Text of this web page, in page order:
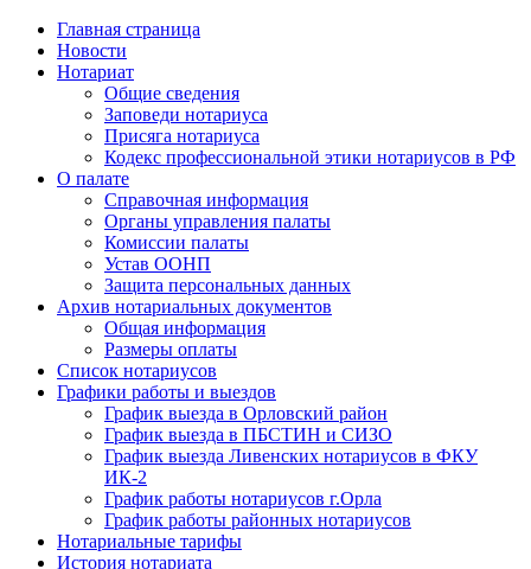
Главная страница
Новости
Нотариат
Общие сведения
Заповеди нотариуса
Присяга нотариуса
Кодекс профессиональной этики нотариусов в РФ
О палате
Справочная информация
Органы управления палаты
Комиссии палаты
Устав ООНП
Защита персональных данных
Архив нотариальных документов
Общая информация
Размеры оплаты
Список нотариусов
Графики работы и выездов
График выезда в Орловский район
График выезда в ПБСТИН и СИЗО
График выезда Ливенских нотариусов в ФКУ
ИК-2
График работы нотариусов г.Орла
График работы районных нотариусов
Нотариальные тарифы
История нотариата